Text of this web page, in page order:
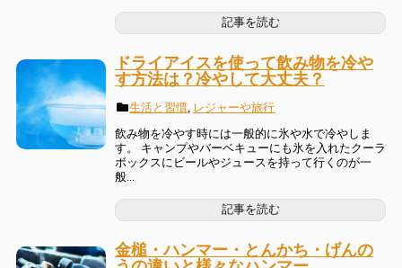
記事を読む
ドライアイスを使って飲み物を冷や
す方法は？冷やして大丈夫？
生活と習慣, レジャーや旅行
飲み物を冷やす時には一般的に氷や水で冷やしま
す。 キャンプやバーベキューにも氷を入れたクーラ
ボックスにビールやジュースを持って行くのが一
般...
記事を読む
金槌・ハンマー・とんかち・げんの